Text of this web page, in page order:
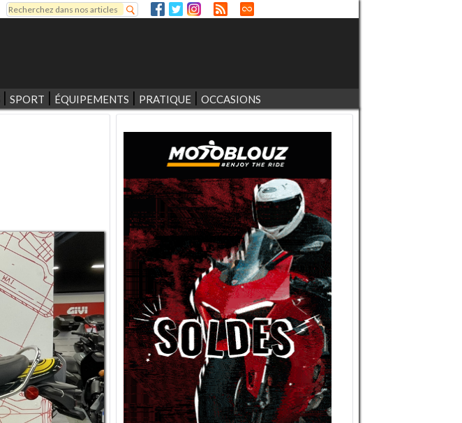
Formulaire de recherche
Rechercher
SPORT ÉQUIPEMENTS PRATIQUE OCCASIONS